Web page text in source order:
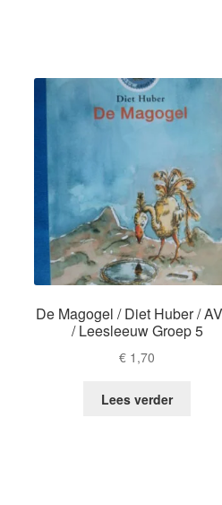
De Magogel / Diet Huber /
/ Leesleeuw Groep 5
€ 1,70
Lees verder